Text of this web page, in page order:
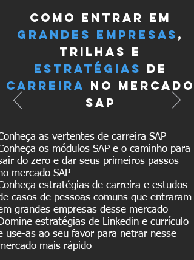
como entrar em
grandes empresas ,
trilhas e
estratégias de
carreira no mercado
sap
as vertentes de carreira SAP
os módulos SAP e o caminho para
do zero e dar seus primeiros passos
mercado SAP
estratégias de carreira e estudos
casos de pessoas comuns que entraram
grandes empresas desse mercado
estratégias de Linkedin e currículo
use-as ao seu favor para netrar nesse
mais rápido